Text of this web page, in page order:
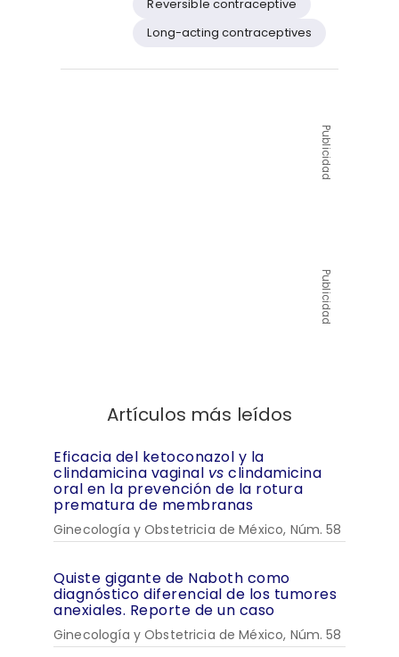
Reversible contraceptive
Long-acting contraceptives
Publicidad
Publicidad
Artículos más leídos
Eficacia del ketoconazol y la
clindamicina vaginal vs clindamicina
oral en la prevención de la rotura
prematura de membranas
Ginecología y Obstetricia de México, Núm. 58
Quiste gigante de Naboth como
diagnóstico diferencial de los tumores
anexiales. Reporte de un caso
Ginecología y Obstetricia de México, Núm. 58